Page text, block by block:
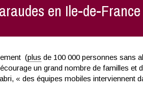
en Ile-de-
(plus de 100 000 personnes sans
un grand nombre de familles et
« des équipes mobiles interviennent